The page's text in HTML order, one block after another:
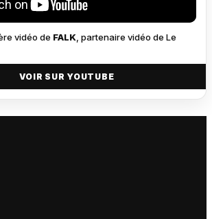
vidéo de FALK , partenaire vidéo de Le
VOIR SUR YOUTUBE